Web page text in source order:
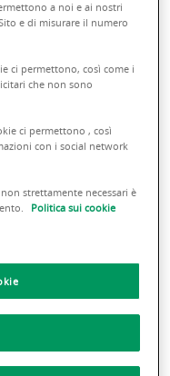
Insights
a noi e ai nostri
e di misurare il numero
ci permettono, così come i
che non sono
ci permettono , così
con i social network
strettamente necessari è
Politica sui cookie